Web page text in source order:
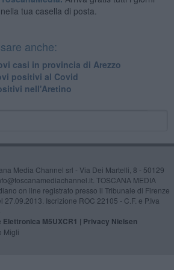
tua casella di posta.
anche:
casi in provincia di Arezzo
positivi al Covid
nell'Aretino
Media Channel srl - Via Dei Martelli, 8 - 50129
TOSCANA MEDIA
on line registrato presso il Tribunale di Firenze
27.09.2013. Iscrizione ROC 22105 - C.F. e P.Iva
Elettronica M5UXCR1 | Privacy Nielsen
Migli